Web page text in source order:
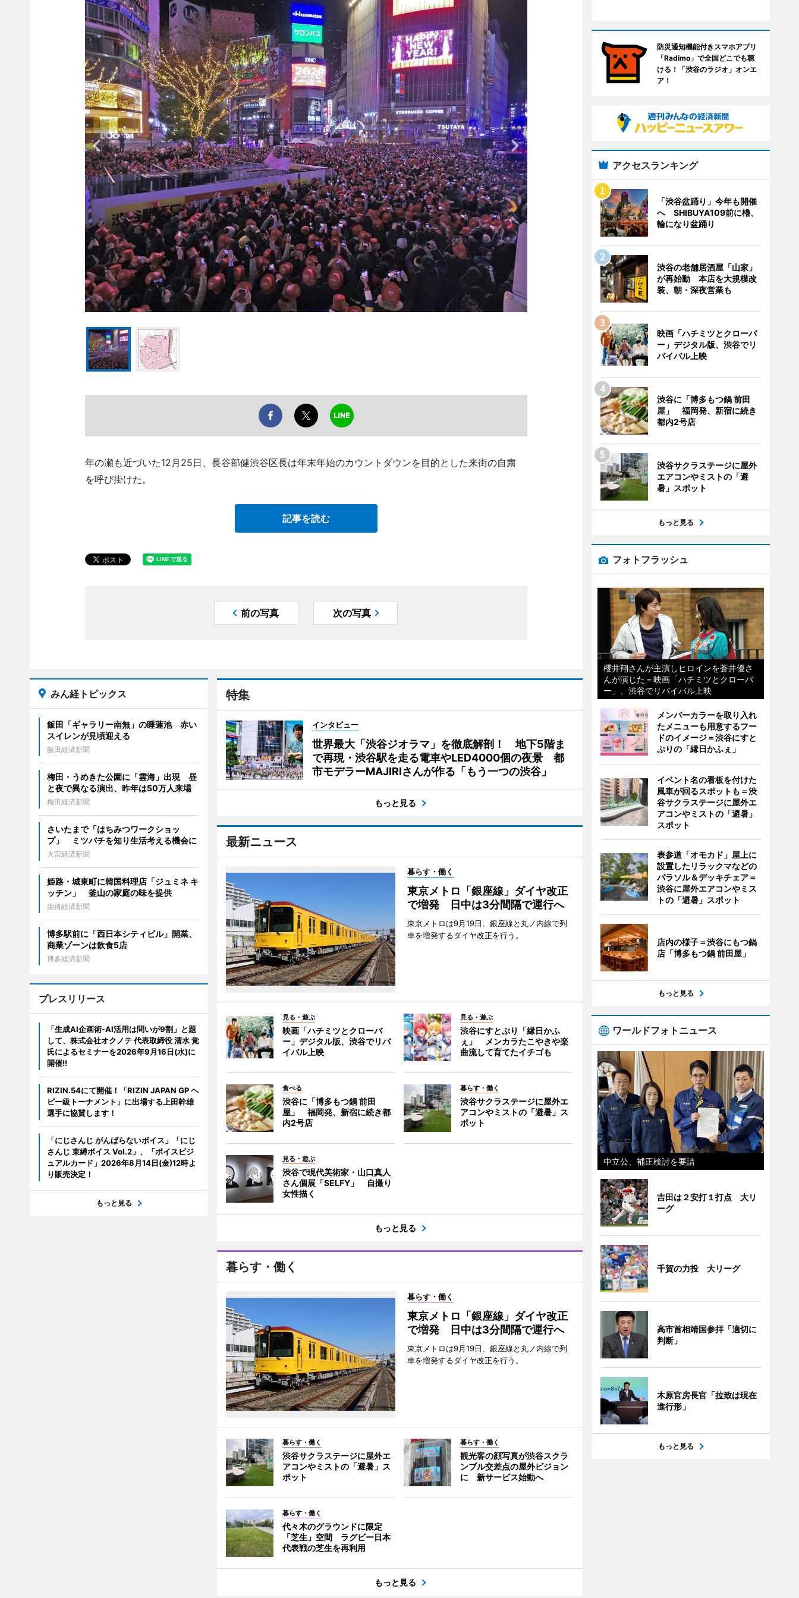
年の瀬も近づいた12月25日、長谷部健渋谷区長は年末年始のカウントダウンを目的とした来街の自粛
を呼び掛けた。
記事を読む
前の写真 次の写真
特集
インタビュー
世界最大「渋谷ジオラマ」を徹底解剖！ 地下5階ま
で再現・渋谷駅を走る電車やLED4000個の夜景 都
市モデラーMAJIRIさんが作る「もう一つの渋谷」
もっと見る
最新ニュース
暮らす・働く
東京メトロ「銀座線」ダイヤ改正
で増発 日中は3分間隔で運行へ
東京メトロは9月19日、銀座線と丸ノ内線で列
車を増発するダイヤ改正を行う。
見る・遊ぶ
映画「ハチミツとクローバ
ー」デジタル版、渋谷でリバ
イバル上映
見る・遊ぶ
渋谷にすとぷり「縁日かふ
ぇ」 メンカラたこやきや楽
曲流して育てたイチゴも
食べる
渋谷に「博多もつ鍋 前田
屋」 福岡発、新宿に続き都
内2号店
暮らす・働く
渋谷サクラステージに屋外エ
アコンやミストの「避暑」ス
ポット
見る・遊ぶ
渋谷で現代美術家・山口真人
さん個展「SELFY」 自撮り
女性描く
もっと見る
暮らす・働く
暮らす・働く
東京メトロ「銀座線」ダイヤ改正
で増発 日中は3分間隔で運行へ
東京メトロは9月19日、銀座線と丸ノ内線で列
車を増発するダイヤ改正を行う。
暮らす・働く
渋谷サクラステージに屋外エ
アコンやミストの「避暑」ス
ポット
暮らす・働く
観光客の顔写真が渋谷スクラ
ンブル交差点の屋外ビジョン
に 新サービス始動へ
暮らす・働く
代々木のグラウンドに限定
「芝生」空間 ラグビー日本
代表戦の芝生を再利用
もっと見る
みん経トピックス
飯田「ギャラリー南無」の睡蓮池 赤い
スイレンが見頃迎える
飯田経済新聞
梅田・うめきた公園に「雲海」出現 昼
と夜で異なる演出、昨年は50万人来場
梅田経済新聞
さいたまで「はちみつワークショッ
プ」 ミツバチを知り生活考える機会に
大宮経済新聞
姫路・城東町に韓国料理店「ジュミネ キ
ッチン」 釜山の家庭の味を提供
姫路経済新聞
博多駅前に「西日本シティビル」開業、
商業ゾーンは飲食5店
博多経済新聞
プレスリリース
「生成AI企画術-AI活用は問いが9割」と題
して、株式会社オクノテ 代表取締役 清水 覚
氏によるセミナーを2026年9月16日(水)に
開催!!
RIZIN.54にて開催！「RIZIN JAPAN GP ヘ
ビー級トーナメント」に出場する上田幹雄
選手に協賛します！
「にじさんじ がんばらないボイス」「にじ
さんじ 束縛ボイス Vol.2」、「ボイスビジ
ュアルカード」2026年8月14日(金)12時よ
り販売決定！
もっと見る
防災通知機能付きスマホアプリ
「Radimo」で全国どこでも聴
ける！「渋谷のラジオ」オンエ
ア！
アクセスランキング
「渋谷盆踊り」今年も開催
へ SHIBUYA109前に櫓、
輪になり盆踊り
渋谷の老舗居酒屋「山家」
が再始動 本店を大規模改
装、朝・深夜営業も
映画「ハチミツとクローバ
ー」デジタル版、渋谷でリ
バイバル上映
渋谷に「博多もつ鍋 前田
屋」 福岡発、新宿に続き
都内2号店
渋谷サクラステージに屋外
エアコンやミストの「避
暑」スポット
もっと見る
フォトフラッシュ
櫻井翔さんが主演しヒロインを蒼井優さ
んが演じた＝映画「ハチミツとクローバ
ー」、渋谷でリバイバル上映
メンバーカラーを取り入れ
たメニューも用意するフー
ドのイメージ＝渋谷にすと
ぷりの「縁日かふぇ」
イベント名の看板を付けた
風車が回るスポットも＝渋
谷サクラステージに屋外エ
アコンやミストの「避暑」
スポット
表参道「オモカド」屋上に
設置したリラックマなどの
パラソル＆デッキチェア＝
渋谷に屋外エアコンやミス
トの「避暑」スポット
店内の様子＝渋谷にもつ鍋
店「博多もつ鍋 前田屋」
もっと見る
ワールドフォトニュース
中立公、補正検討を要請
吉田は２安打１打点 大リ
ーグ
千賀の力投 大リーグ
高市首相靖国参拝「適切に
判断」
木原官房長官「拉致は現在
進行形」
もっと見る